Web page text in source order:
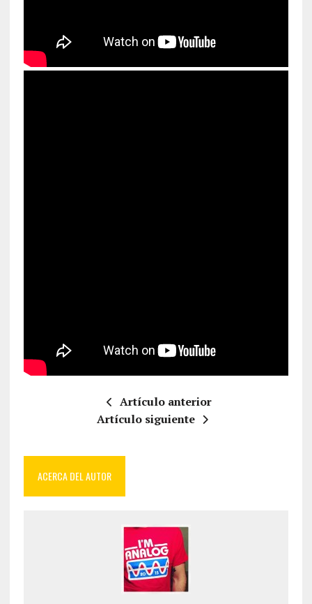
Artículo anterior
Artículo siguiente
ACERCA DEL AUTOR